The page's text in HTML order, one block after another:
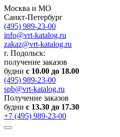
Москва и МО
Санкт-Петербург
(495) 989-23-00
info@vrt-katalog.ru
zakaz@vrt-katalog.ru
г. Подольск:
получение заказов
будни с 10.00 до 18.00
(495) 989-23-00
spb@vrt-katalog.ru
Получение заказов
будни с 13.30 до 17.30
+7 (495) 989-23-00